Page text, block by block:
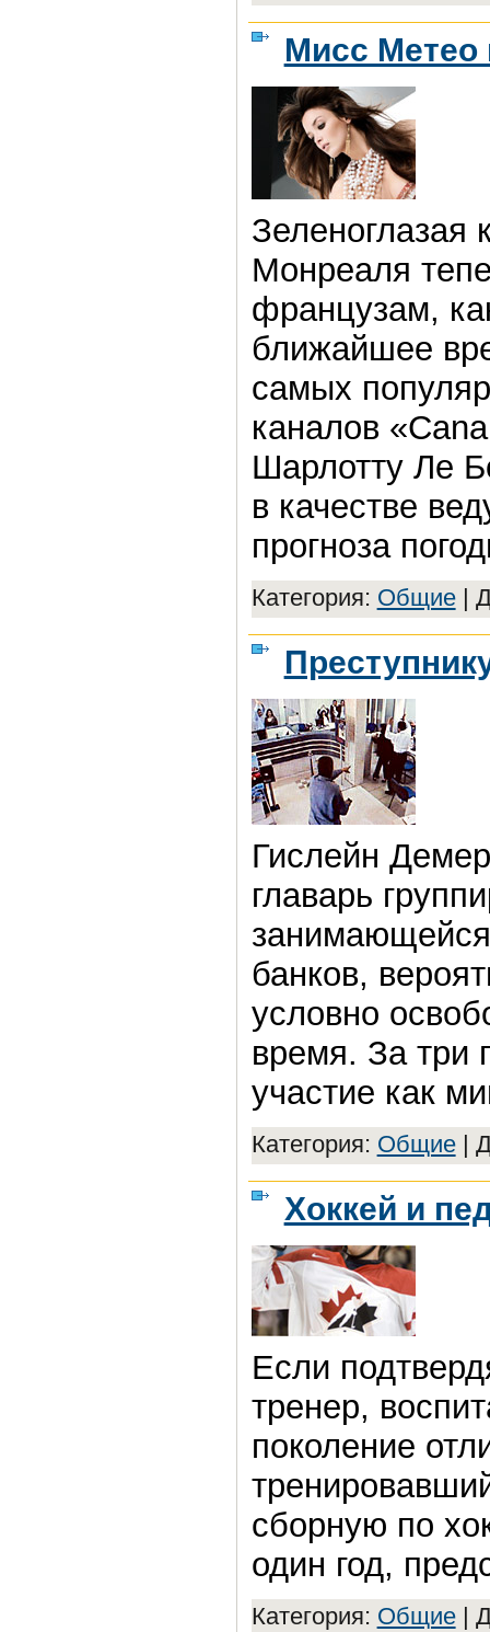
Мисс Метео
Зеленоглазая
Монреаля
французам,
ближайшее
самых
каналов
Шарлотту Ле
в качестве
прогноза
Категория: Общие|
Гислейн
главарь
банков,
условно
время. За три
участие как
Категория: Общие|
Хоккей и
Если
тренер,
поколение
сборную по
один год,
Категория: Общие|